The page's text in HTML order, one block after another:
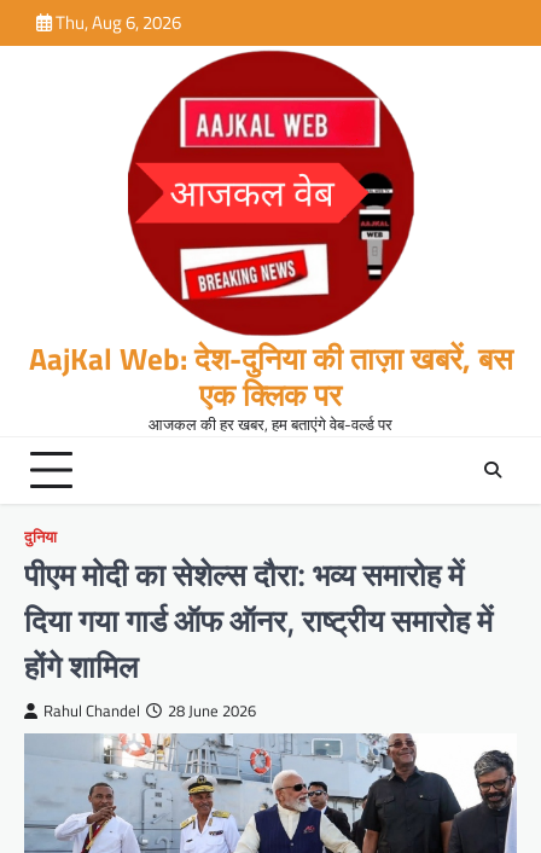
to
Thu, Aug 6, 2026
AajKal Web: देश-दुनिया की ताज़ा खबरें, बस
एक क्लिक पर
आजकल की हर खबर, हम बताएंगे वेब-वर्ल्ड पर
दुनिया
पीएम मोदी का सेशेल्स दौरा: भव्य समारोह में
दिया गया गार्ड ऑफ ऑनर, राष्ट्रीय समारोह में
होंगे शामिल
Rahul Chandel 28 June 2026